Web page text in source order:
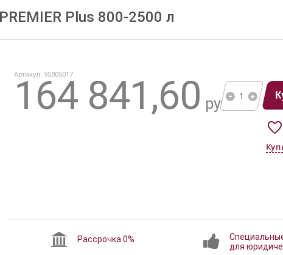
Plus 800-2500 л
Артикул: 95805017
164 841,60руб.
Рассрочка 0%
для